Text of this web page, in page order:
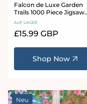
Falcon de Luxe Garden
Trails 1000 Piece Jigsaw
Puzzle
AUF LAGER
Normaler
£15.99 GBP
Shop Now
Neu